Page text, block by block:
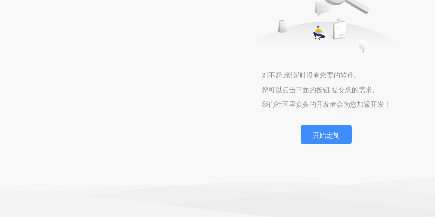
对不起,亲!暂时没有您要的软件,
您可以点击下面的按钮,提交您的需求,
我们社区里众多的开发者会为您加紧开发！
开始定制